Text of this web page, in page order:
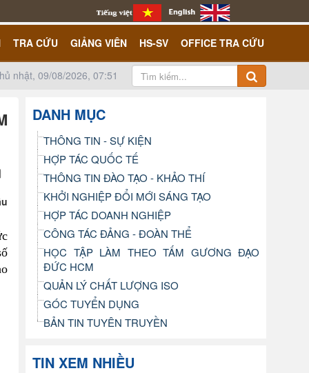
TRA CỨU GIẢNG VIÊN HS-SV OFFICE TRA CỨU
nhật, 09/08/2026, 07:51
DANH MỤC
THÔNG TIN - SỰ KIỆN
HỢP TÁC QUỐC TẾ
THÔNG TIN ĐÀO TẠO - KHẢO THÍ
KHỞI NGHIỆP ĐỔI MỚI SÁNG TẠO
HỢP TÁC DOANH NGHIỆP
CÔNG TÁC ĐẢNG - ĐOÀN THỂ
HỌC TẬP LÀM THEO TẤM GƯƠNG ĐẠO
ĐỨC HCM
QUẢN LÝ CHẤT LƯỢNG ISO
GÓC TUYỂN DỤNG
BẢN TIN TUYÊN TRUYỀN
TIN XEM NHIỀU